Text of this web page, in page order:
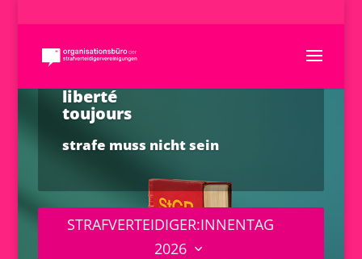
liberté
toujours
strafe muss nicht sein
STRAFVERTEIDIGER:INNENTAG
2026